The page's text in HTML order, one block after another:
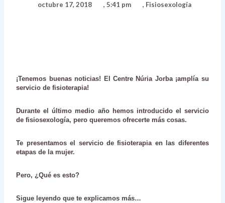
octubre 17, 2018 , 5:41 pm , Fisiosexología
¡Tenemos buenas noticias! El Centre Núria Jorba ¡amplía su
servicio de fisioterapia!
Durante el último medio año hemos introducido el servicio
de fisiosexología, pero queremos ofrecerte más cosas.
Te presentamos el servicio defisioterapia en las diferentes
etapas de la mujer.
Pero, ¿Qué es esto?
Sigue leyendo que te explicamos más…